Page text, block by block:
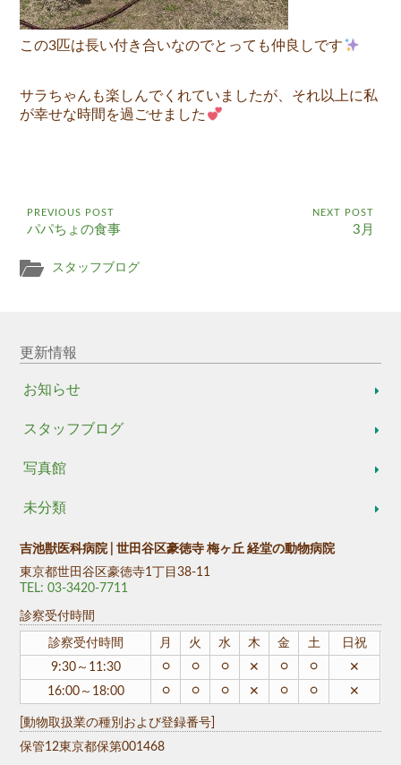
この3匹は長い付き合いなのでとっても仲良しです
サラちゃんも楽しんでくれていましたが、それ以上に私
が幸せな時間を過ごせました
PREVIOUS POST
パパちょの食事
NEXT POST
3月
スタッフブログ
更新情報
お知らせ
スタッフブログ
写真館
未分類
吉池獣医科病院 | 世田谷区豪徳寺 梅ヶ丘 経堂の動物病院
東京都世田谷区豪徳寺1丁目38-11
TEL: 03-3420-7711
診察受付時間
診察受付時間 月 火 水 木 金 土
日祝
9:30～11:30
○ ○ ○ ✕ ○ ○
✕
16:00～18:00
○ ○ ○ ✕ ○ ○ ✕
[動物取扱業の種別および登録番号]
保管12東京都保第001468